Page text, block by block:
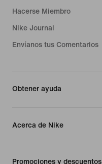
Hacerse Miembro
Nike Journal
Envíanos tus Comentarios
Obtener ayuda
Acerca de Nike
Promociones y descuentos